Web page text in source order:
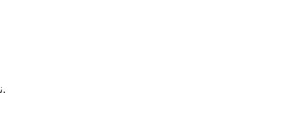
نحن متواجدون للرد على جميع استفساراتكم وتقديم الدعم الفني في أي وقت.